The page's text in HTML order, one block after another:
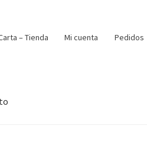
– Tienda Mi cuenta Pedidos